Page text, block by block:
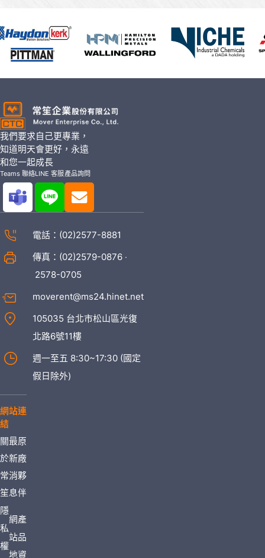
我們要求自己更專業，
知道明天會更好，永遠
和您一起成長
Teams 聯絡LINE 客服產品詢問
電話： (02)2577-8881
傳真：(02)2579-0876 ‧
2578-0705
moverent@ms24.hinet.net
105035 台北市松山區光復
北路6號11樓
週一至五 8:30~17:30 (國定
假日除外)
網站連
結
關
於
常
笙
最
新
消
息
原
廠
夥
伴
隱
私
權
網
站
地
產
品
資